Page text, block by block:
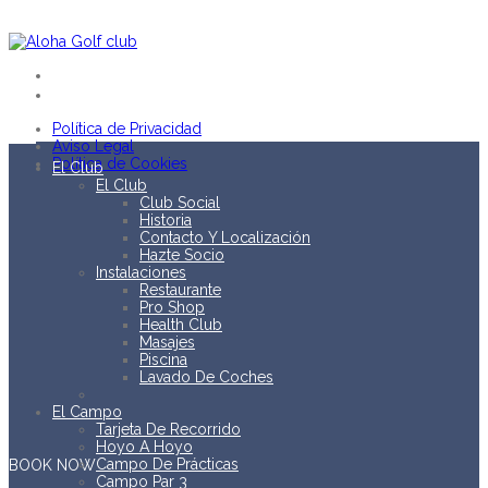
Política de Privacidad
Aviso Legal
Política de Cookies
BOOK NOW
El Club
El Club
Club Social
Historia
Contacto Y Localización
Hazte Socio
Instalaciones
Restaurante
Pro Shop
Health Club
Masajes
Piscina
Lavado De Coches
El Campo
Tarjeta De Recorrido
Hoyo A Hoyo
Campo De Prácticas
Campo Par 3